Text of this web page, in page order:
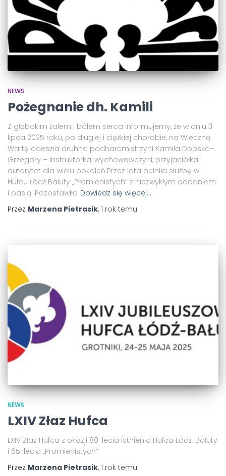
NEWS
Pożegnanie dh. Kamili
Z głębokim żalem i bólem serca informujemy, że w dniu 3
lipca 2025 roku, po długiej i ciężkiej chorobie, na Wieczną
Wartę odeszła druhna podharcmistrzyni Kamila Dobska–
Grzegory – instruktorka, wychowawczyni, przyjaciółka i
autorytet dla wielu pokoleń.Przez lata pełniła służbę w
Hufcu Łódź Bałuty „Promienistych” z niezwykłym oddaniem
i pasją. Pozostawiła Dowiedz się więcej…
Przez Marzena Pietrasik, 1 rok temu
NEWS
LXIV Złaz Hufca
LXIV Złaz Hufca z okazji 80-lecia istnienia Hufca Łódź-Bałuty
i 65-lecia „Promienistych”
Przez Marzena Pietrasik, 1 rok temu